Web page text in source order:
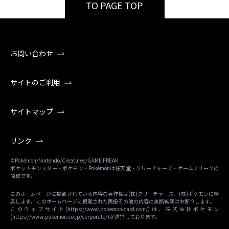
TO PAGE TOP
お問い合わせ
サイトのご利用
サイトマップ
リンク
©Pokémon/Nintendo/Creatures/GAME FREAK
ポケットモンスター・ポケモン・Pokémonは任天堂・クリーチャーズ・ゲームフリークの
商標です。
このホームページに掲載されている内容の著作権は(株)クリーチャーズ、(株)ポケモンに帰
属します。 このホームページに掲載された画像その他の内容の無断転載はお断りします。
このウェブサイト(https://www.pokemon-card.com/)は、株式会社ポケモン
(https://www.pokemon.co.jp/corporate/)が運営しております。